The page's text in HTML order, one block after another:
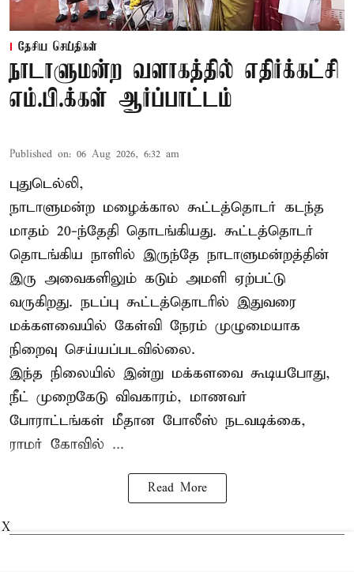
தேசிய செய்திகள்
நாடாளுமன்ற வளாகத்தில் எதிர்க்கட்சி
எம்.பி.க்கள் ஆர்ப்பாட்டம்
Published on: 06 Aug 2026, 6:32 am
புதுடெல்லி,
நாடாளுமன்ற மழைக்கால கூட்டத்தொடர் கடந்த
மாதம் 20-ந்தேதி தொடங்கியது. கூட்டத்தொடர்
தொடங்கிய நாளில் இருந்தே நாடாளுமன்றத்தின்
இரு அவைகளிலும் கடும் அமளி ஏற்பட்டு
வருகிறது. நடப்பு கூட்டத்தொடரில் இதுவரை
மக்களவையில் கேள்வி நேரம் முழுமையாக
நிறைவு செய்யப்படவில்லை.
இந்த நிலையில் இன்று மக்களவை கூடியபோது,
நீட் முறைகேடு விவகாரம், மாணவர்
போராட்டங்கள் மீதான போலீஸ் நடவடிக்கை,
ராமர் கோவில் ...
Read More
X